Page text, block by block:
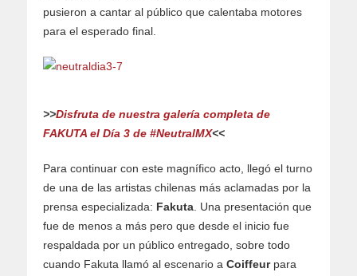
pusieron a cantar al público que calentaba motores
para el esperado final.
>>Disfruta de nuestra galería completa de
FAKUTA el Día 3 de #NeutralMX<<
Para continuar con este magnífico acto, llegó el turno
de una de las artistas chilenas más aclamadas por la
prensa especializada: Fakuta . Una presentación que
fue de menos a más pero que desde el inicio fue
respaldada por un público entregado, sobre todo
cuando Fakuta llamó al escenario a Coiffeur para